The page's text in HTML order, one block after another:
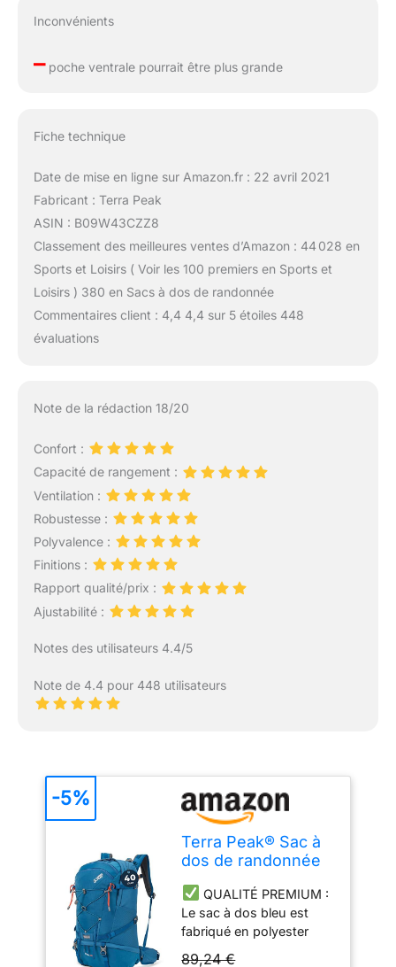
Inconvénients
–poche ventrale pourrait être plus grande
Fiche technique
Date de mise en ligne sur Amazon.fr : 22 avril 2021
Fabricant : Terra Peak
ASIN : B09W43CZZ8
Classement des meilleures ventes d’Amazon : 44 028 en
Sports et Loisirs ( Voir les 100 premiers en Sports et
Loisirs ) 380 en Sacs à dos de randonnée
Commentaires client : 4,4 4,4 sur 5 étoiles 448
évaluations
Note de la rédaction 18/20
Confort :
Capacité de rangement :
Ventilation :
Robustesse :
Polyvalence :
Finitions :
Rapport qualité/prix :
Ajustabilité :
Notes des utilisateurs 4.4/5
Note de 4.4 pour 448 utilisateurs
Terra Peak® Sac à
dos de randonnée
grand bleu pour
femme et homme -
Sac a dos de
trekking, chasse et
QUALITÉ PREMIUM :
Le sac à dos bleu est
fabriqué en polyester
89,24 €
-5%